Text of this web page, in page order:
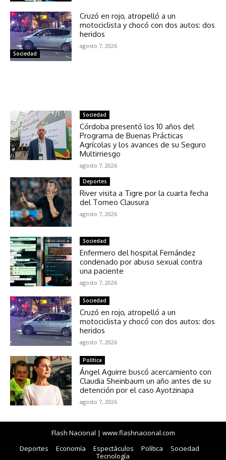
Sociedad
Cruzó en rojo, atropelló a un
motociclista y chocó con dos autos: dos
heridos
agosto 7, 2026
Sociedad
Córdoba presentó los 10 años del
Programa de Buenas Prácticas
Agrícolas y los avances de su Seguro
Multirriesgo
agosto 7, 2026
Deportes
River visita a Tigre por la cuarta fecha
del Torneo Clausura
agosto 7, 2026
Sociedad
Enfermero del hospital Fernández
condenado por abuso sexual contra
una paciente
agosto 7, 2026
Sociedad
Cruzó en rojo, atropelló a un
motociclista y chocó con dos autos: dos
heridos
agosto 7, 2026
Política
Ángel Aguirre buscó acercamiento con
Claudia Sheinbaum un año antes de su
detención por el caso Ayotzinapa
agosto 7, 2026
Flash Nacional | www.flashnacional.com
Deportes
Economía Espectáculos Política
Sociedad
Tecnología